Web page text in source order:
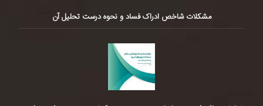
مشکلات شاخص ادراک فساد و نحوه درست تحلیل آن